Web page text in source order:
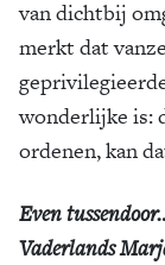
van dichtbij
merkt dat
wonderlijke is:
ordenen, kan
Even
Vaderlands